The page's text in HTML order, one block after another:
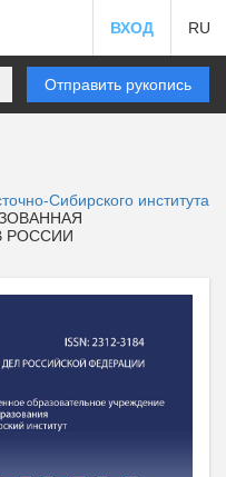
ВХОД RU
Отправить рукопись
Сибирского института
РОССИИ